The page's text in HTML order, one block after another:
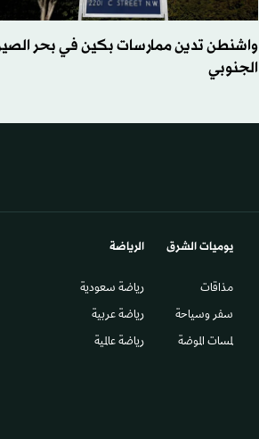
واشنطن تدين ممارسات بكين في بحر
الجنوبي
يوميات الشرق​
مذاقات
سفر وسياحة
لمسات الموضة
الرياضة
رياضة سعودية
رياضة عربية
رياضة عالمية